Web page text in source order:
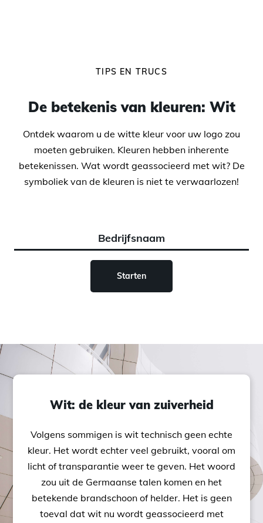
TIPS EN TRUCS
De betekenis van kleuren: Wit
Ontdek waarom u de witte kleur voor uw logo zou
moeten gebruiken. Kleuren hebben inherente
betekenissen. Wat wordt geassocieerd met wit? De
symboliek van de kleuren is niet te verwaarlozen!
Starten
Wit: de kleur van zuiverheid
Volgens sommigen is wit technisch geen echte
kleur. Het wordt echter veel gebruikt, vooral om
licht of transparantie weer te geven. Het woord
zou uit de Germaanse talen komen en het
betekende brandschoon of helder. Het is geen
toeval dat wit nu wordt geassocieerd met